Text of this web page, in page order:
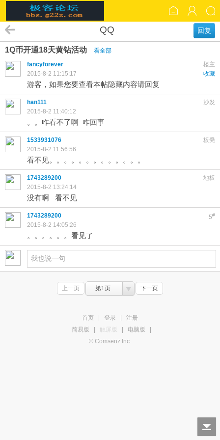
回复
QQ
1Q币开通18天黄钻活动
看全部
楼主
fancyforever
收藏
2015-8-2 11:15:17
游客，如果您要查看本帖隐藏内容请回复
沙发
han111
2015-8-2 11:40:12
。。咋看不了啊 咋回事
板凳
1533931076
2015-8-2 11:56:56
看不见。。。。。。。。。。。。。
地板
1743289200
2015-8-2 13:24:14
没有啊 看不见
5#
1743289200
2015-8-2 14:05:26
。。。。。。看见了
上一页 第1页 下一页
首页 登录
注册
简易版
触屏版 电脑版
© Comsenz Inc.